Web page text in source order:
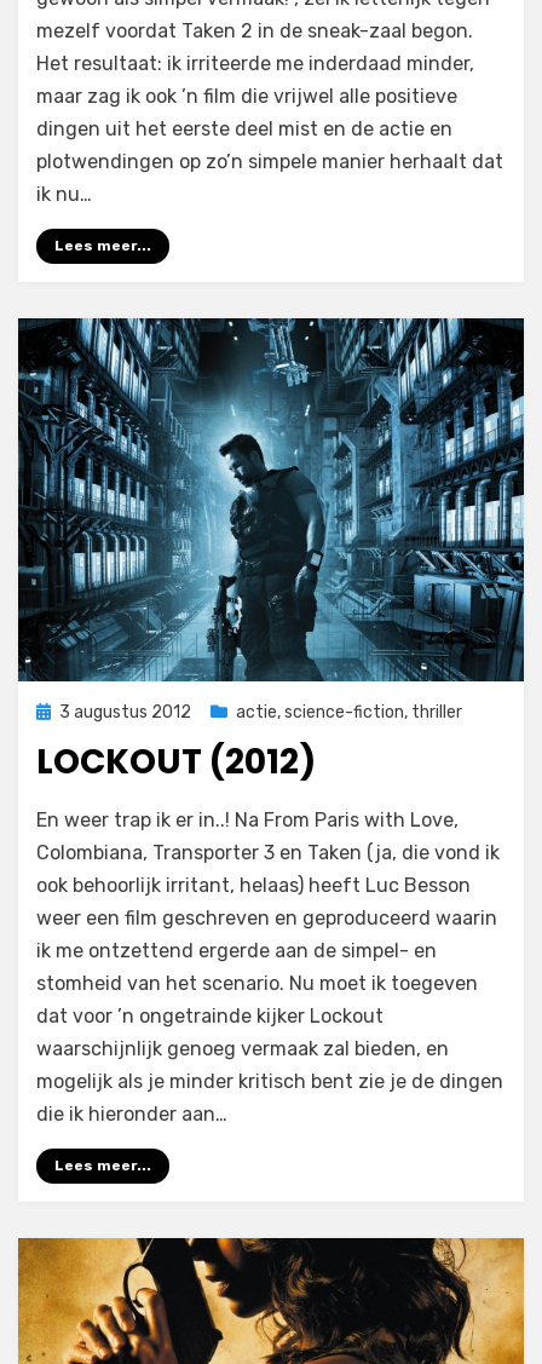
mezelf voordat Taken 2 in de sneak-zaal begon.
Het resultaat: ik irriteerde me inderdaad minder,
maar zag ik ook ’n film die vrijwel alle positieve
dingen uit het eerste deel mist en de actie en
plotwendingen op zo’n simpele manier herhaalt dat
ik nu…
Lees meer...
Geplaatst
3 augustus 2012 actie,science-fiction, thriller
LOCKOUT (2012)
Filmofiel.nl
Laat een reactie achter op
(2012)
En weer trap ik er in..! Na From Paris with Love,
Colombiana, Transporter 3 en Taken (ja, die vond ik
ook behoorlijk irritant, helaas) heeft Luc Besson
weer een film geschreven en geproduceerd waarin
ik me ontzettend ergerde aan de simpel- en
stomheid van het scenario. Nu moet ik toegeven
dat voor ’n ongetrainde kijker Lockout
waarschijnlijk genoeg vermaak zal bieden, en
mogelijk als je minder kritisch bent zie je de dingen
die ik hieronder aan…
Lees meer...